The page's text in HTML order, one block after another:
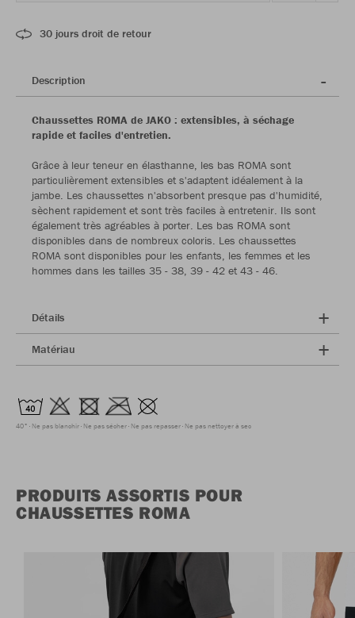
30 jours droit de retour
Description
Chaussettes ROMA de JAKO : extensibles, à séchage
rapide et faciles d'entretien.
Grâce à leur teneur en élasthanne, les bas ROMA sont
particulièrement extensibles et s'adaptent idéalement à la
jambe. Les chaussettes n'absorbent presque pas d'humidité,
sèchent rapidement et sont très faciles à entretenir. Ils sont
également très agréables à porter. Les bas ROMA sont
disponibles dans de nombreux coloris. Les chaussettes
ROMA sont disponibles pour les enfants, les femmes et les
hommes dans les tailles 35 - 38, 39 - 42 et 43 - 46.
Détails
Matériau
40° Ne pas blanchir Ne pas sécher Ne pas repasser Ne pas nettoyer à sec
PRODUITS ASSORTIS POUR
CHAUSSETTES ROMA